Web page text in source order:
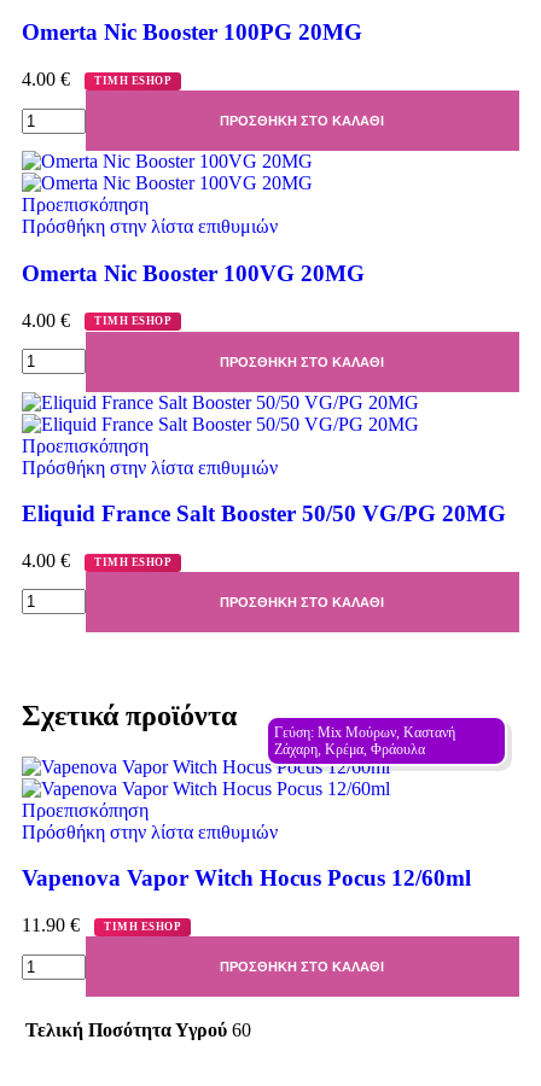
Omerta Nic Booster 100PG 20MG
4.00 € ΤΙΜΗ ESHOP
ΠΡΟΣΘΉΚΗ ΣΤΟ ΚΑΛΆΘΙ
Προεπισκόπηση
Πρόσθήκη στην λίστα επιθυμιών
Omerta Nic Booster 100VG 20MG
4.00 € ΤΙΜΗ ESHOP
ΠΡΟΣΘΉΚΗ ΣΤΟ ΚΑΛΆΘΙ
Προεπισκόπηση
Πρόσθήκη στην λίστα επιθυμιών
Eliquid France Salt Booster 50/50 VG/PG 20MG
4.00 € ΤΙΜΗ ESHOP
ΠΡΟΣΘΉΚΗ ΣΤΟ ΚΑΛΆΘΙ
Σχετικά προϊόντα
Γεύση: Mix Μούρων, Καστανή
Ζάχαρη, Κρέμα, Φράουλα
Προεπισκόπηση
Πρόσθήκη στην λίστα επιθυμιών
Vapenova Vapor Witch Hocus Pocus 12/60ml
11.90 € ΤΙΜΗ ESHOP
ΠΡΟΣΘΉΚΗ ΣΤΟ ΚΑΛΆΘΙ
Τελική Ποσότητα Υγρού 60